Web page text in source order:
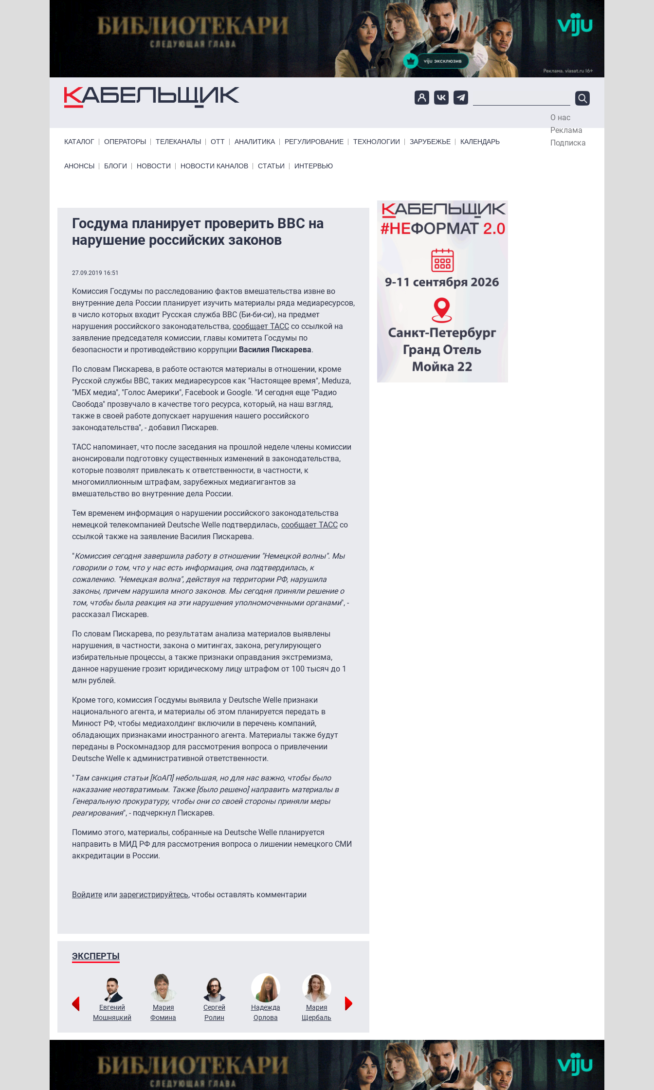
О нас
Реклама
Подписка
КАТАЛОГ ОПЕРАТОРЫ ТЕЛЕКАНАЛЫ ОТТ АНАЛИТИКА РЕГУЛИРОВАНИЕ ТЕХНОЛОГИИ ЗАРУБЕЖЬЕ КАЛЕНДАРЬ
Primary links bottom
АНОНСЫ БЛОГИ НОВОСТИ НОВОСТИ КАНАЛОВ СТАТЬИ ИНТЕРВЬЮ
Госдума планирует проверить BBC на
нарушение российских законов
27.09.2019 16:51
Комиссия Госдумы по расследованию фактов вмешательства извне во
внутренние дела России планирует изучить материалы ряда медиаресурсов,
в число которых входит Русская служба BBC (Би-би-си), на предмет
нарушения российского законодательства, сообщает ТАСС со ссылкой на
заявление председателя комиссии, главы комитета Госдумы по
безопасности и противодействию коррупции Василия Пискарева.
По словам Пискарева, в работе остаются материалы в отношении, кроме
Русской службы BBC, таких медиаресурсов как "Настоящее время", Meduza,
"МБХ медиа", "Голос Америки", Facebook и Google. "И сегодня еще "Радио
Свобода" прозвучало в качестве того ресурса, который, на наш взгляд,
также в своей работе допускает нарушения нашего российского
законодательства", - добавил Пискарев.
ТАСС напоминает, что после заседания на прошлой неделе члены комиссии
анонсировали подготовку существенных изменений в законодательства,
которые позволят привлекать к ответственности, в частности, к
многомиллионным штрафам, зарубежных медиагигантов за
вмешательство во внутренние дела России.
Тем временем информация о нарушении российского законодательства
немецкой телекомпанией Deutsche Welle подтвердилась, сообщает ТАСС со
ссылкой также на заявление Василия Пискарева.
"Комиссия сегодня завершила работу в отношении "Немецкой волны". Мы
говорили о том, что у нас есть информация, она подтвердилась, к
сожалению. "Немецкая волна", действуя на территории РФ, нарушила
законы, причем нарушила много законов. Мы сегодня приняли решение о
том, чтобы была реакция на эти нарушения уполномоченными органами", -
рассказал Пискарев.
По словам Пискарева, по результатам анализа материалов выявлены
нарушения, в частности, закона о митингах, закона, регулирующего
избирательные процессы, а также признаки оправдания экстремизма,
данное нарушение грозит юридическому лицу штрафом от 100 тысяч до 1
млн рублей.
Кроме того, комиссия Госдумы выявила у Deutsche Welle признаки
национального агента, и материалы об этом планируется передать в
Минюст РФ, чтобы медиахолдинг включили в перечень компаний,
обладающих признаками иностранного агента. Материалы также будут
переданы в Роскомнадзор для рассмотрения вопроса о привлечении
Deutsche Welle к административной ответственности.
"Там санкция статьи [КоАП] небольшая, но для нас важно, чтобы было
наказание неотвратимым. Также [было решено] направить материалы в
Генеральную прокуратуру, чтобы они со своей стороны приняли меры
реагирования", - подчеркнул Пискарев.
Помимо этого, материалы, собранные на Deutsche Welle планируется
направить в МИД РФ для рассмотрения вопроса о лишении немецкого СМИ
аккредитации в России.
Войдите или зарегистрируйтесь, чтобы оставлять комментарии
ЭКСПЕРТЫ
Виктор
Евгений
Мошняцкий
Мария
Фомина
Сергей
Ролин
Надежда
Орлова
Мария
Щербаль